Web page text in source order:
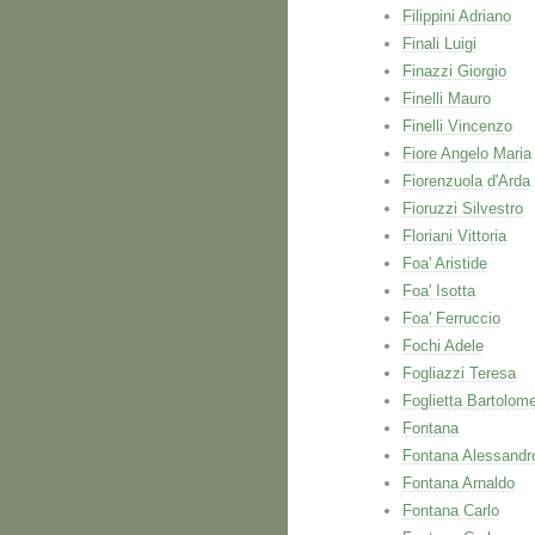
Filippini Adriano
Finali Luigi
Finazzi Giorgio
Finelli Mauro
Finelli Vincenzo
Fiore Angelo Maria
Fiorenzuola d'Arda
Fioruzzi Silvestro
Floriani Vittoria
Foa' Aristide
Foa' Isotta
Foa' Ferruccio
Fochi Adele
Fogliazzi Teresa
Foglietta
Fontana
Fontana
Fontana Arnaldo
Fontana Carlo